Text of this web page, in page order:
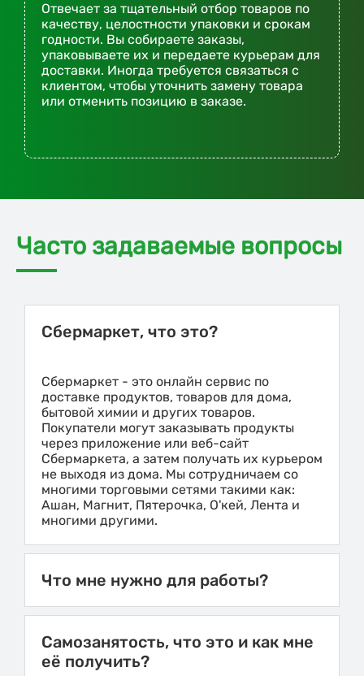
Отвечает за тщательный отбор товаров по
качеству, целостности упаковки и срокам
годности. Вы собираете заказы,
упаковываете их и передаете курьерам для
доставки. Иногда требуется связаться с
клиентом, чтобы уточнить замену товара
или отменить позицию в заказе.
Часто задаваемые вопросы
Сбермаркет, что это?
Сбермаркет - это онлайн сервис по
доставке продуктов, товаров для дома,
бытовой химии и других товаров.
Покупатели могут заказывать продукты
через приложение или веб-сайт
Сбермаркета, а затем получать их курьером
не выходя из дома. Мы сотрудничаем со
многими торговыми сетями такими как:
Ашан, Магнит, Пятерочка, О'кей, Лента и
многими другими.
Что мне нужно для работы?
Самозанятость, что это и как мне
её получить?